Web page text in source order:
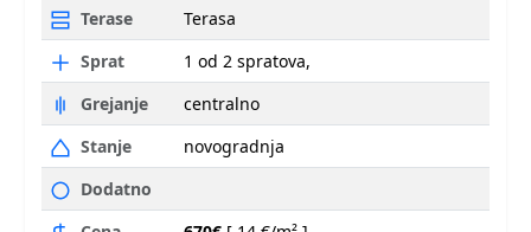
Terase
Terasa
Sprat
1 od 2 spratova,
Grejanje
centralno
Stanje
novogradnja
Dodatno